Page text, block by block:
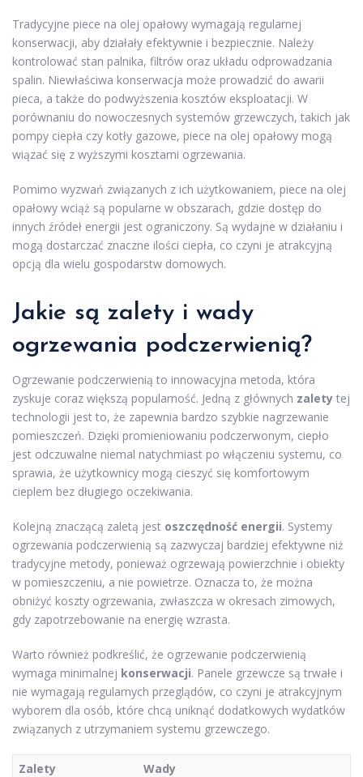
Tradycyjne piece na olej opałowy wymagają regularnej
konserwacji, aby działały efektywnie i bezpiecznie. Należy
kontrolować stan palnika, filtrów oraz układu odprowadzania
spalin. Niewłaściwa konserwacja może prowadzić do awarii
pieca, a także do podwyższenia kosztów eksploatacji. W
porównaniu do nowoczesnych systemów grzewczych, takich jak
pompy ciepła czy kotły gazowe, piece na olej opałowy mogą
wiązać się z wyższymi kosztami ogrzewania.
Pomimo wyzwań związanych z ich użytkowaniem, piece na olej
opałowy wciąż są popularne w obszarach, gdzie dostęp do
innych źródeł energii jest ograniczony. Są wydajne w działaniu i
mogą dostarczać znaczne ilości ciepła, co czyni je atrakcyjną
opcją dla wielu gospodarstw domowych.
Jakie są zalety i wady
ogrzewania podczerwienią?
Ogrzewanie podczerwienią to innowacyjna metoda, która
zyskuje coraz większą popularność. Jedną z głównych zalety tej
technologii jest to, że zapewnia bardzo szybkie nagrzewanie
pomieszczeń. Dzięki promieniowaniu podczerwonym, ciepło
jest odczuwalne niemal natychmiast po włączeniu systemu, co
sprawia, że użytkownicy mogą cieszyć się komfortowym
cieplem bez długiego oczekiwania.
Kolejną znaczącą zaletą jest oszczędność energii. Systemy
ogrzewania podczerwienią są zazwyczaj bardziej efektywne niż
tradycyjne metody, ponieważ ogrzewają powierzchnie i obiekty
w pomieszczeniu, a nie powietrze. Oznacza to, że można
obniżyć koszty ogrzewania, zwłaszcza w okresach zimowych,
gdy zapotrzebowanie na energię wzrasta.
Warto również podkreślić, że ogrzewanie podczerwienią
wymaga minimalnej konserwacji. Panele grzewcze są trwałe i
nie wymagają regularnych przeglądów, co czyni je atrakcyjnym
wyborem dla osób, które chcą uniknąć dodatkowych wydatków
związanych z utrzymaniem systemu grzewczego.
Zalety
Wady